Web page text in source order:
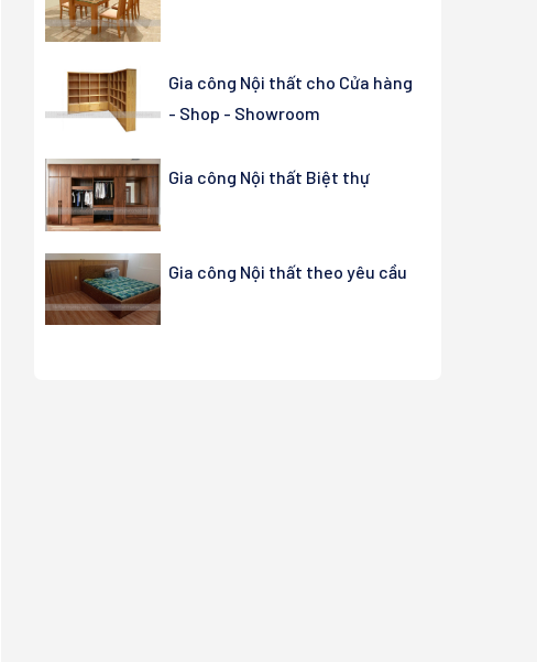
Gia công Nội thất cho Cửa hàng
- Shop - Showroom
Gia công Nội thất Biệt thự
Gia công Nội thất theo yêu cầu